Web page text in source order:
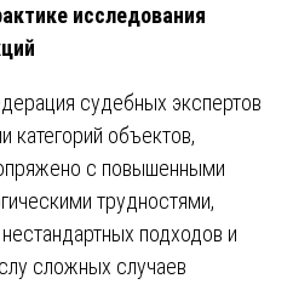
исследования
судебных экспертов
категорий объектов,
с повышенными
трудностями,
подходов и
сложных случаев